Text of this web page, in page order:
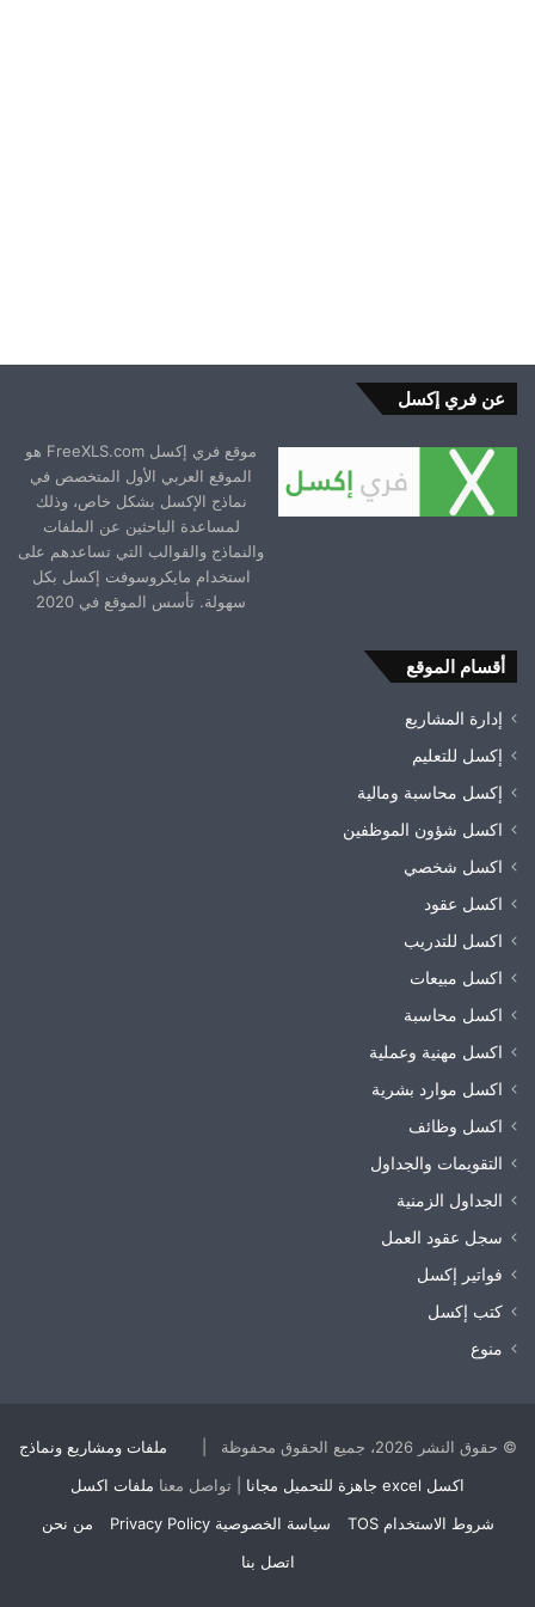
عن فري إكسل
موقع فري إكسل FreeXLS.com هو
الموقع العربي الأول المتخصص في
نماذج الإكسل بشكل خاص، وذلك
لمساعدة الباحثين عن الملفات
والنماذج والقوالب التي تساعدهم على
استخدام مايكروسوفت إكسل بكل
سهولة. تأسس الموقع في 2020
أقسام الموقع
إدارة المشاريع
إكسل للتعليم
إكسل محاسبة ومالية
اكسل شؤون الموظفين
اكسل شخصي
اكسل عقود
اكسل للتدريب
اكسل مبيعات
اكسل محاسبة
اكسل مهنية وعملية
اكسل موارد بشرية
اكسل وظائف
التقويمات والجداول
الجداول الزمنية
سجل عقود العمل
فواتير إكسل
كتب إكسل
منوع
© حقوق النشر 2026، جميع الحقوق محفوظة |
ملفات ومشاريع ونماذج
اكسل excel جاهزة للتحميل مجانا
| تواصل معنا ملفات اكسل
شروط الاستخدام TOS
سياسة الخصوصية Privacy Policy
من نحن
اتصل بنا